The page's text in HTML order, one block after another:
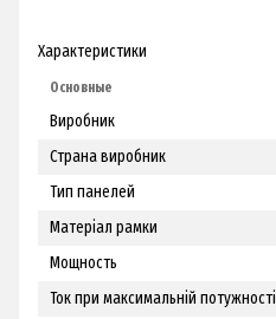
Характеристики
Основные
Виробник
Страна виробник
Тип панелей
Матеріал рамки
Мощность
Ток при максимальній потужності